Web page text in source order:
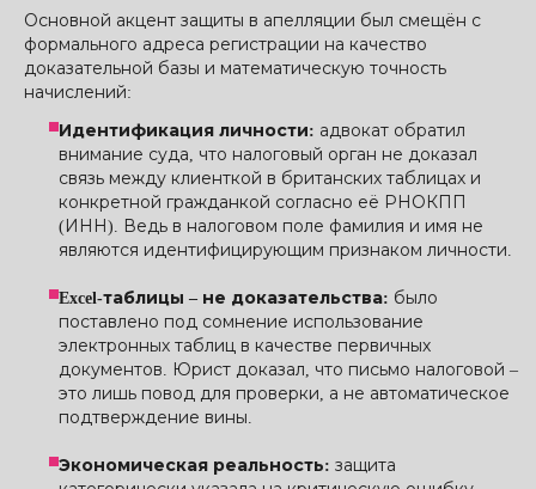
Основной акцент защиты в апелляции был смещён с
формального адреса регистрации на качество
доказательной базы и математическую точность
начислений:
Идентификация личности: адвокат обратил
внимание суда, что налоговый орган не доказал
связь между клиенткой в британских таблицах и
конкретной гражданкой согласно её РНОКПП
(ИНН). Ведь в налоговом поле фамилия и имя не
являются идентифицирующим признаком личности.
Excel-таблицы – не доказательства: было
поставлено под сомнение использование
электронных таблиц в качестве первичных
документов. Юрист доказал, что письмо налоговой –
это лишь повод для проверки, а не автоматическое
подтверждение вины.
Экономическая реальность: защита